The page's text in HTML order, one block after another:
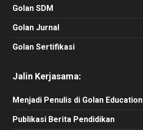
Golan SDM
Golan Jurnal
Golan Sertifikasi
Jalin Kerjasama:
Menjadi Penulis di Golan Education
Publikasi Berita Pendidikan